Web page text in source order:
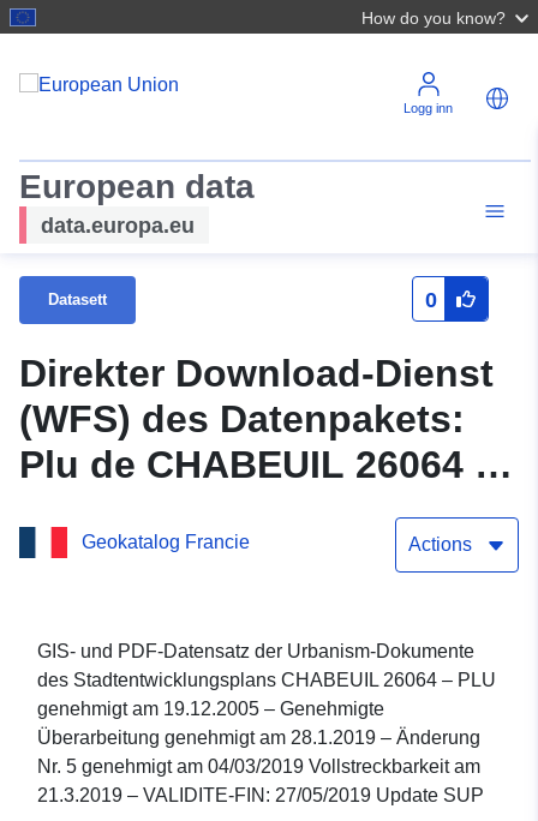
How do you know?
Logg inn
European data
data.europa.eu
Datasett 0
Direkter Download-Dienst
(WFS) des Datenpakets:
Plu de CHABEUIL 26064 –
Änderung Nr. 5 04/03/2019
– VALIDITE-FIN: 27/05/2019
Geokatalog Francie Actions
GIS- und PDF-Datensatz der Urbanism-Dokumente
des Stadtentwicklungsplans CHABEUIL 26064 – PLU
genehmigt am 19.12.2005 – Genehmigte
Überarbeitung genehmigt am 28.1.2019 – Änderung
Nr. 5 genehmigt am 04/03/2019 Vollstreckbarkeit am
21.3.2019 – VALIDITE-FIN: 27/05/2019 Update SUP